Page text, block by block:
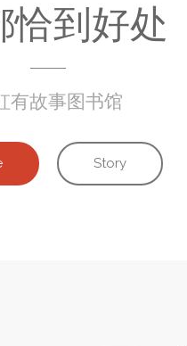
恰到好处
有故事图书馆
Story